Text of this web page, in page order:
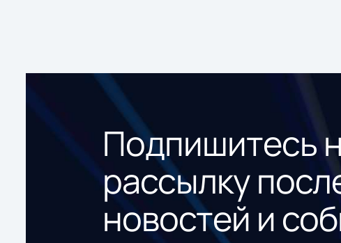
Подпишитесь
рассылку
новостей и